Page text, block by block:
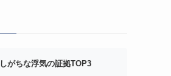
がちな浮気の証拠TOP3